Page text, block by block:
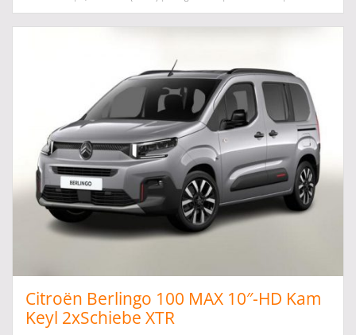
Citroën Berlingo 100 MAX 10″-HD Kam
Keyl 2xSchiebe XTR